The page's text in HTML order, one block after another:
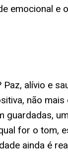
emocional e
alívio e
não
guardadas,
for o tom,
ainda é